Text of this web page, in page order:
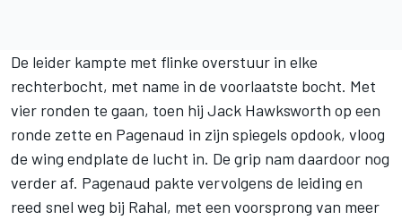
De leider kampte met flinke overstuur in elke
rechterbocht, met name in de voorlaatste bocht. Met
vier ronden te gaan, toen hij Jack Hawksworth op een
ronde zette en Pagenaud in zijn spiegels opdook, vloog
de wing endplate de lucht in. De grip nam daardoor nog
verder af. Pagenaud pakte vervolgens de leiding en
reed snel weg bij Rahal, met een voorsprong van meer